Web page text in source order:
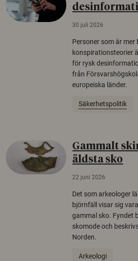
30 juli 2026
Personer som är
konspirationsteorier
för rysk
från
europeiska länder.
Säkerhetspolitik
Gammalt
äldsta sko
22 juni 2026
Det som arkeologer
björnfäll visar sig
gammal sko. Fyndet
skomode och
Norden.
Arkeologi